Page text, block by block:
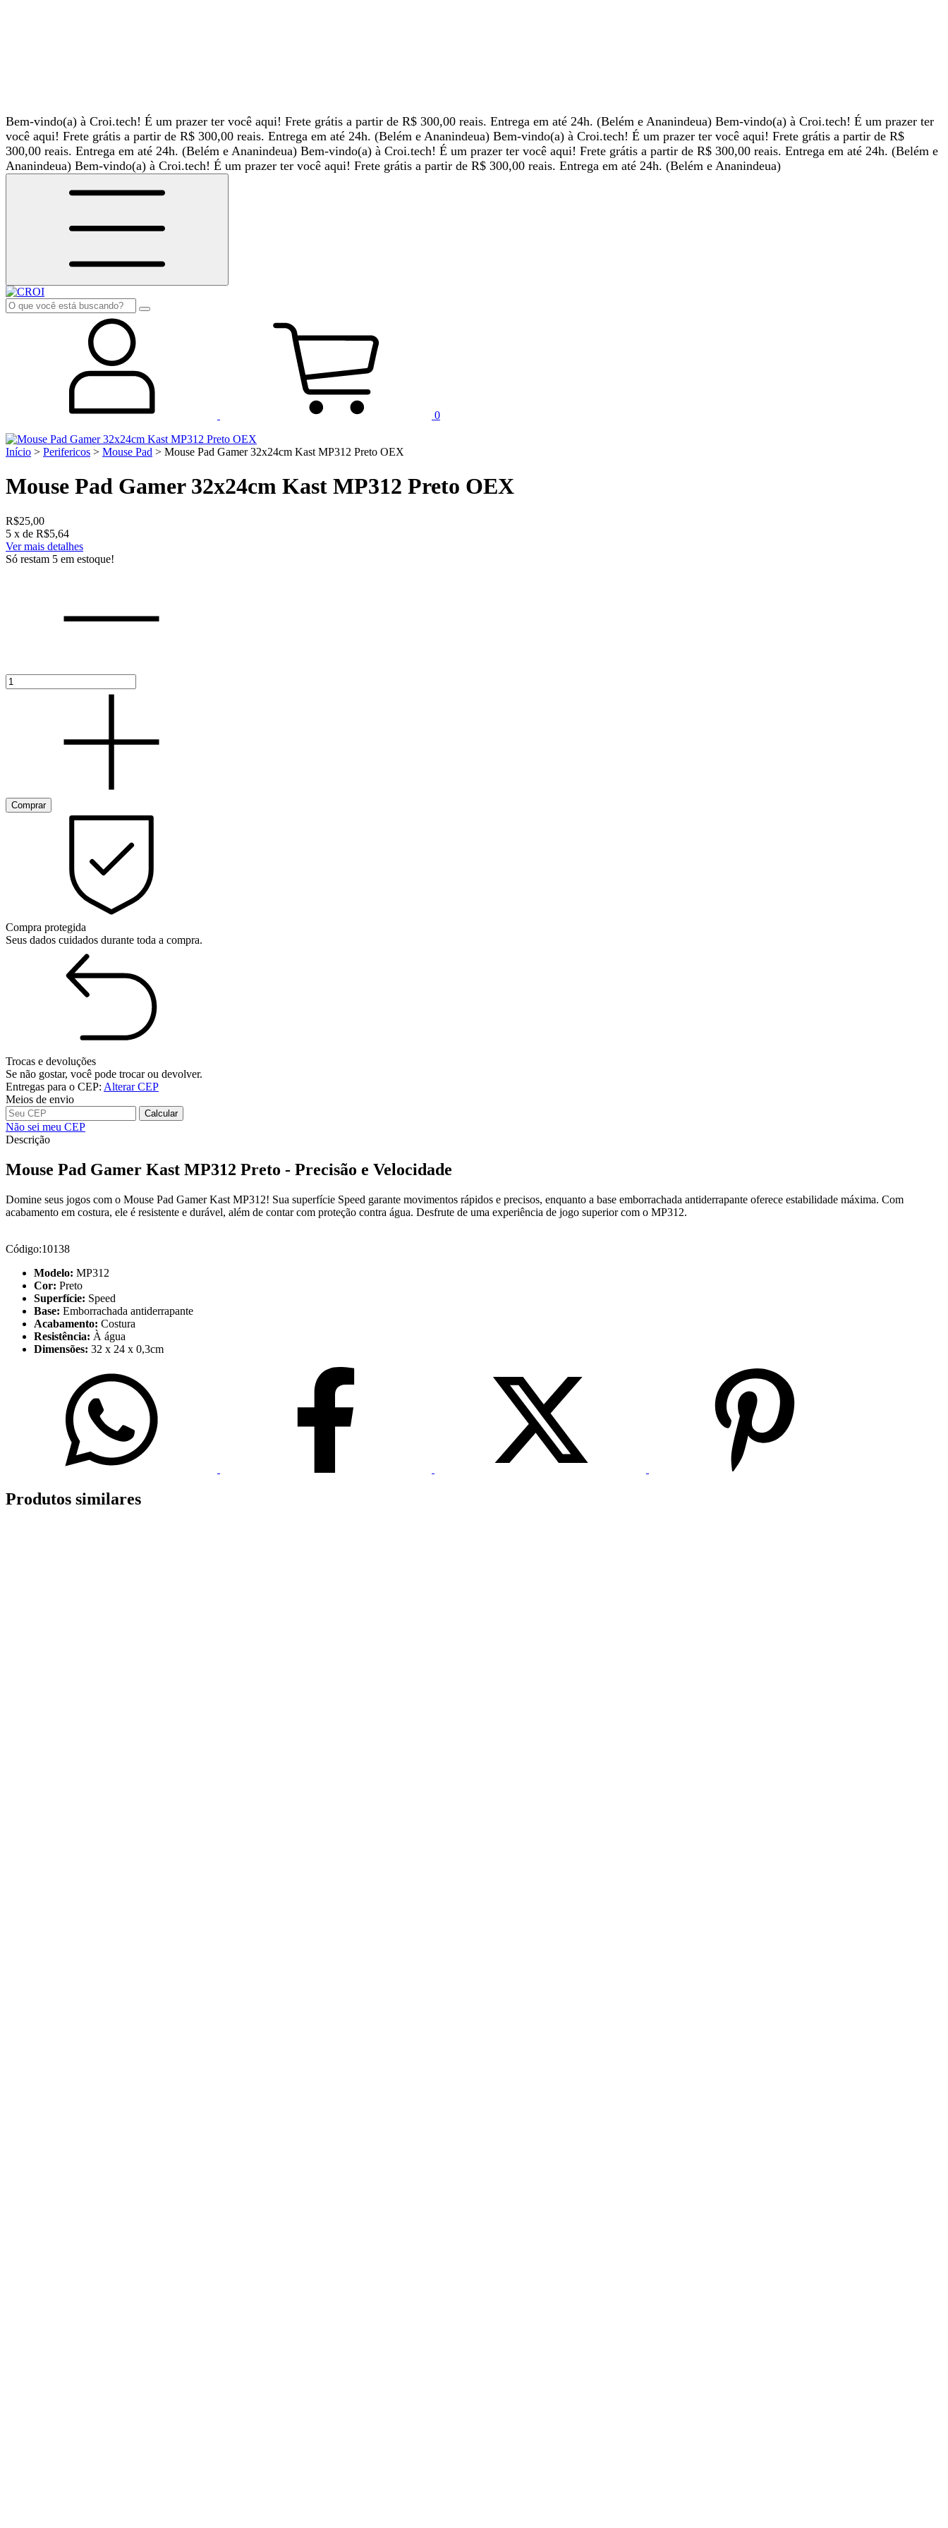
Bem-vindo(a) à Croi.tech! É um prazer ter você aqui! Frete grátis a partir de R$ 300,00 reais. Entrega em até 24h. (Belém e Ananindeua) Bem-vindo(a) à Croi.tech! É um prazer ter
você aqui! Frete grátis a partir de R$ 300,00 reais. Entrega em até 24h. (Belém e Ananindeua) Bem-vindo(a) à Croi.tech! É um prazer ter você aqui! Frete grátis a partir de R$
300,00 reais. Entrega em até 24h. (Belém e Ananindeua) Bem-vindo(a) à Croi.tech! É um prazer ter você aqui! Frete grátis a partir de R$ 300,00 reais. Entrega em até 24h. (Belém e
Ananindeua) Bem-vindo(a) à Croi.tech! É um prazer ter você aqui! Frete grátis a partir de R$ 300,00 reais. Entrega em até 24h. (Belém e Ananindeua)
0
Início > Perifericos > Mouse Pad > Mouse Pad Gamer 32x24cm Kast MP312 Preto OEX
Mouse Pad Gamer 32x24cm Kast MP312 Preto OEX
R$25,00
5 x de R$5,64
Ver mais detalhes
Só restam 5 em estoque!
Compra protegida
Seus dados cuidados durante toda a compra.
Trocas e devoluções
Se não gostar, você pode trocar ou devolver.
Entregas para o CEP: Alterar CEP
Meios de envio
Calcular
Não sei meu CEP
Descrição
Mouse Pad Gamer Kast MP312 Preto - Precisão e Velocidade
Domine seus jogos com o Mouse Pad Gamer Kast MP312! Sua superfície Speed garante movimentos rápidos e precisos, enquanto a base emborrachada antiderrapante oferece estabilidade máxima. Com
acabamento em costura, ele é resistente e durável, além de contar com proteção contra água. Desfrute de uma experiência de jogo superior com o MP312.
Código:10138
Modelo: MP312
Cor: Preto
Superfície: Speed
Base: Emborrachada antiderrapante
Acabamento: Costura
Resistência: À água
Dimensões: 32 x 24 x 0,3cm
Produtos similares